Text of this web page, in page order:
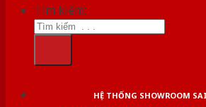
Tìm kiếm:
HỆ THỐNG SHOWROOM